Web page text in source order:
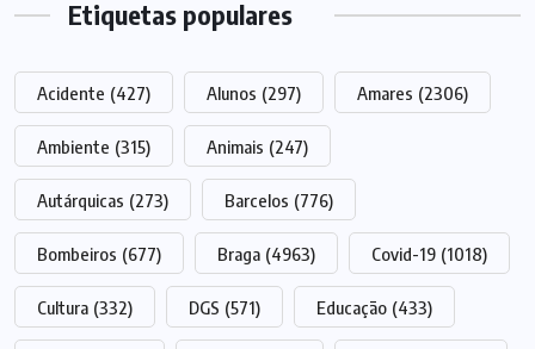
Etiquetas populares
Acidente (427) Alunos (297) Amares (2306)
Ambiente (315) Animais (247)
Autárquicas (273) Barcelos (776)
Bombeiros (677) Braga (4963) Covid-19 (1018)
Cultura (332) DGS (571) Educação (433)